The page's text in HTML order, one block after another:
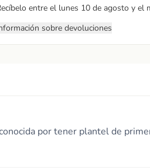
entre el lunes 10 de agosto y el
sobre devoluciones
por tener plantel de